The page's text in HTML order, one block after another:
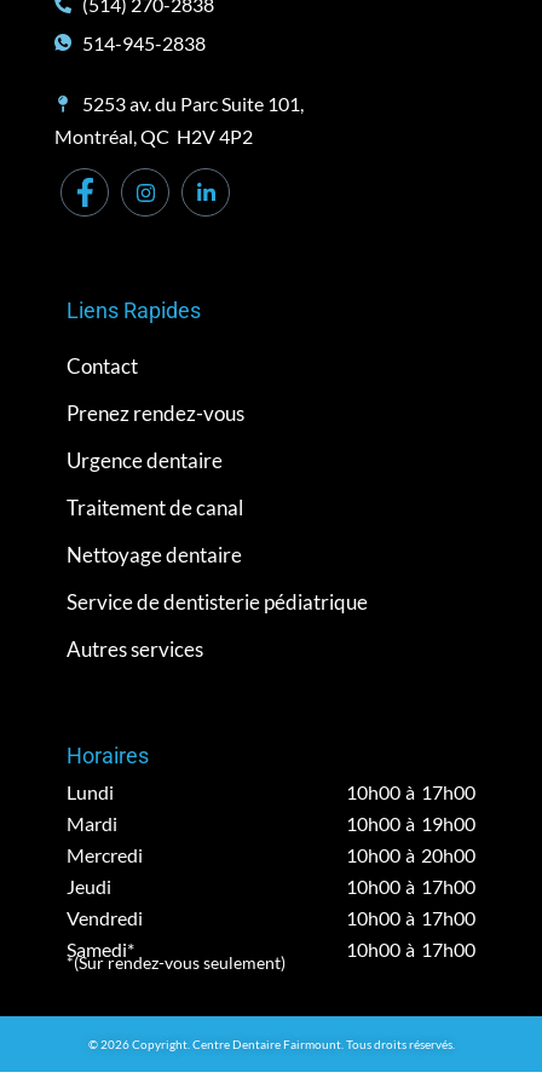
514-945-2838
5253 av. du Parc Suite 101,
Montréal, QC H2V 4P2
Liens Rapides
Contact
Prenez rendez-vous
Urgence dentaire
Traitement de canal
Nettoyage dentaire
Service de dentisterie pédiatrique
Autres services
Horaires
Lundi
10h00 à 17h00
Mardi
10h00 à 19h00
Mercredi
10h00 à 20h00
Jeudi
10h00 à 17h00
Vendredi
10h00 à 17h00
Samedi*
10h00 à 17h00
*(Sur rendez-vous seulement)
© 2026 Copyright. Centre Dentaire Fairmount. Tous droits réservés.